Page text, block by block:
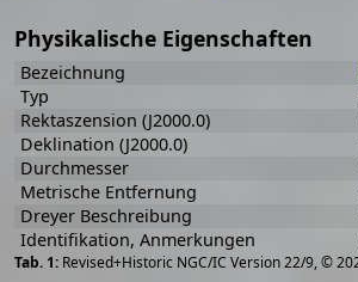
Physikalische Eigenschaften
Revised+Historic NGC/IC Version 22/9, ©
Bezeichnung
Typ
Rektaszension (J2000.0)
Deklination (J2000.0)
Durchmesser
Metrische Entfernung
Dreyer Beschreibung
Identifikation, Anmerkungen